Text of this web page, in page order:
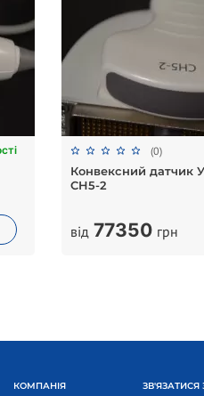
(0)
Конвексний датчик
CH5-2
від 77350 грн
КОМПАНІЯ